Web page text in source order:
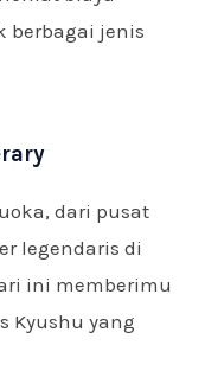
berbagai jenis
dari pusat
legendaris di
ini memberimu
Kyushu yang